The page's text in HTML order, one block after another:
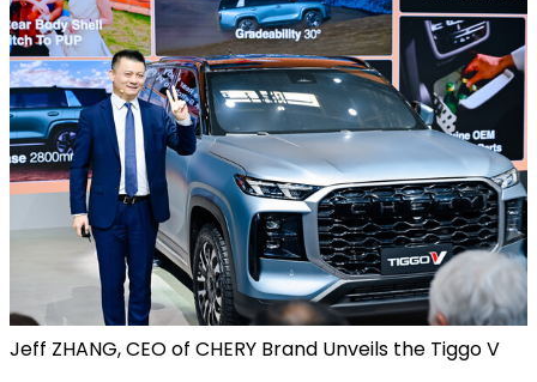
Jeff ZHANG, CEO of CHERY Brand Unveils the Tiggo V